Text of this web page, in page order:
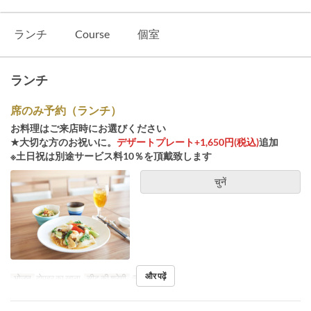
ランチ Course 個室
ランチ
席のみ予約（ランチ）
お料理はご来店時にお選びください
★大切な方のお祝いに。 デザートプレート+1,650円(税込)追加
※土日祝は別途サービス料10％を頂戴致します
चुनें
भोजन दोपहर का खाना सीट की श्रेणी テーブル席
और पढ़ें